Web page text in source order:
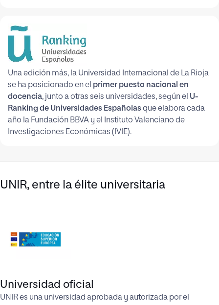
Una edición más, la Universidad Internacional de La Rioja
se ha posicionado en el primer puesto nacional en
docencia, junto a otras seis universidades, según el U-
Ranking de Universidades Españolasque elabora cada
año la Fundación BBVA y el Instituto Valenciano de
Investigaciones Económicas (IVIE).
UNIR, entre la élite universitaria
Universidad oficial
UNIR es una universidad aprobada y autorizada por el